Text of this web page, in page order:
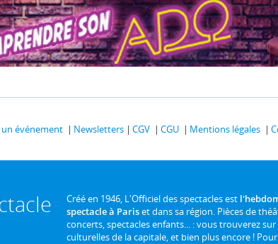
événement Newsletters CGV CGU Mentions légales
Créé en 1946, L'Officiel des spectacles est
spectacle à Pariset dans sa région. Pièces de
concerts, spectacles enfants... : vous trouverez
culturelles de la capitale, et bien plus encore !